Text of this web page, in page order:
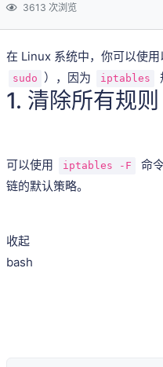
3613 次浏览
在 Linux 系统中，你可以使
sudo ），因为 iptables
1. 清除所有规则
可以使用 iptables -F 命
链的默认策略。
收起
bash